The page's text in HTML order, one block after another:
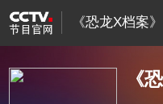
《恐龙X档案》
《